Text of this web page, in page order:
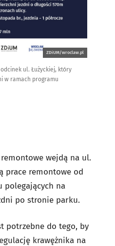
ZDiUM/wroclaw.pl
ul. Łużyckiej, który
w ramach programu
wejdą na ul.
prace remontowe od
polegających na
po stronie parku.
potrzebne do tego, by
krawężnika na